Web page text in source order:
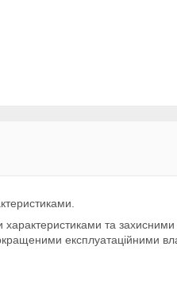
та захисними
експлуатаційними